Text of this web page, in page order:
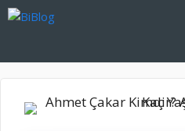
İçeriğe